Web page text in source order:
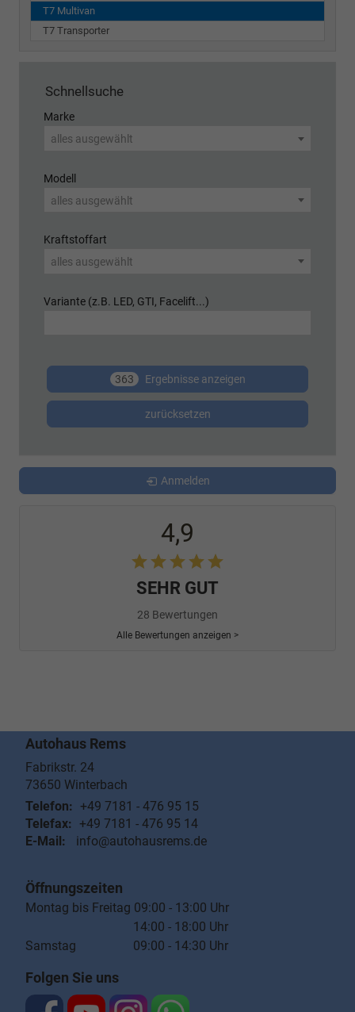
T7 Multivan
T7 Transporter
Schnellsuche
Marke
alles ausgewählt
Modell
alles ausgewählt
Kraftstoffart
alles ausgewählt
Variante (z.B. LED, GTI, Facelift...)
363 Ergebnisse anzeigen
zurücksetzen
Anmelden
4,9
SEHR GUT
28 Bewertungen
Alle Bewertungen anzeigen >
Autohaus Rems
Fabrikstr. 24
73650 Winterbach
Telefon: +49 7181 - 476 95 15
Telefax: +49 7181 - 476 95 14
E-Mail:
info@autohausrems.de
Öffnungszeiten
Montag bis Freitag 09:00 - 13:00 Uhr
14:00 - 18:00 Uhr
Samstag 09:00 - 14:30 Uhr
Folgen Sie uns